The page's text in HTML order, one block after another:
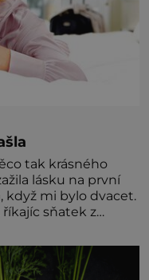
tak krásného
lásku na první
když mi bylo dvacet.
sňatek z
nám oběma moc